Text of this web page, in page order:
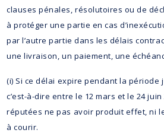
clauses pénales, résolutoires ou de
à protéger une partie en cas
par l’autre partie dans les délais
une livraison, un paiement, une
(i) Si ce délai expire pendant la période
c’est-à-dire entre le 12 mars et le 24
réputées ne pas avoir produit effet, ni
à courir.